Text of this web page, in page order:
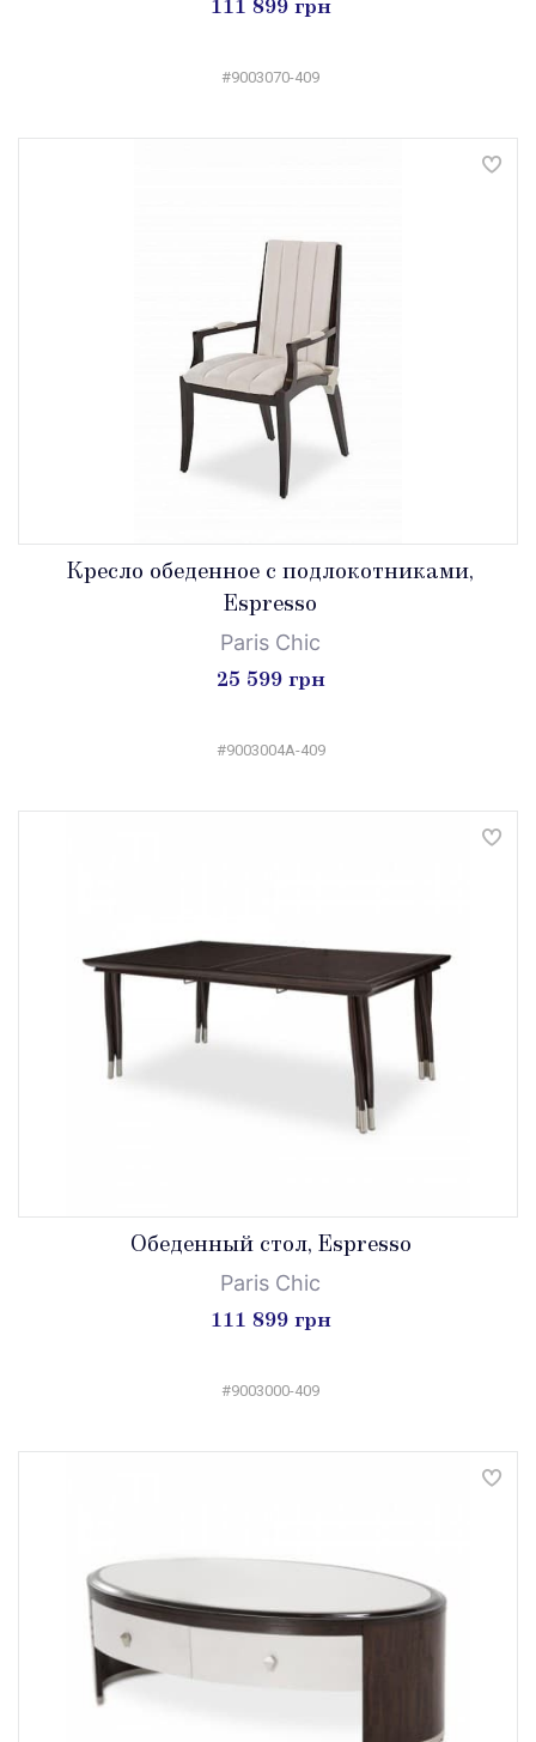
111 899 грн
#9003070-409
Кресло обеденное с подлокотниками,
Espresso
Paris Chic
25 599 грн
#9003004A-409
Обеденный стол, Espresso
Paris Chic
111 899 грн
#9003000-409